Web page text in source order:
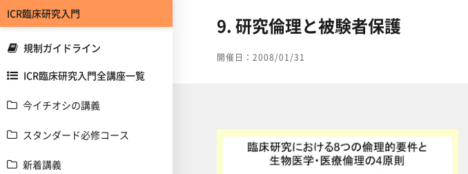
ICR臨床研究入門
規制ガイドライン
ICR臨床研究入門全講座一覧
今イチオシの講義
スタンダード必修コース
新着講義
9. 研究倫理と被験者保護
開催日：2008/01/31